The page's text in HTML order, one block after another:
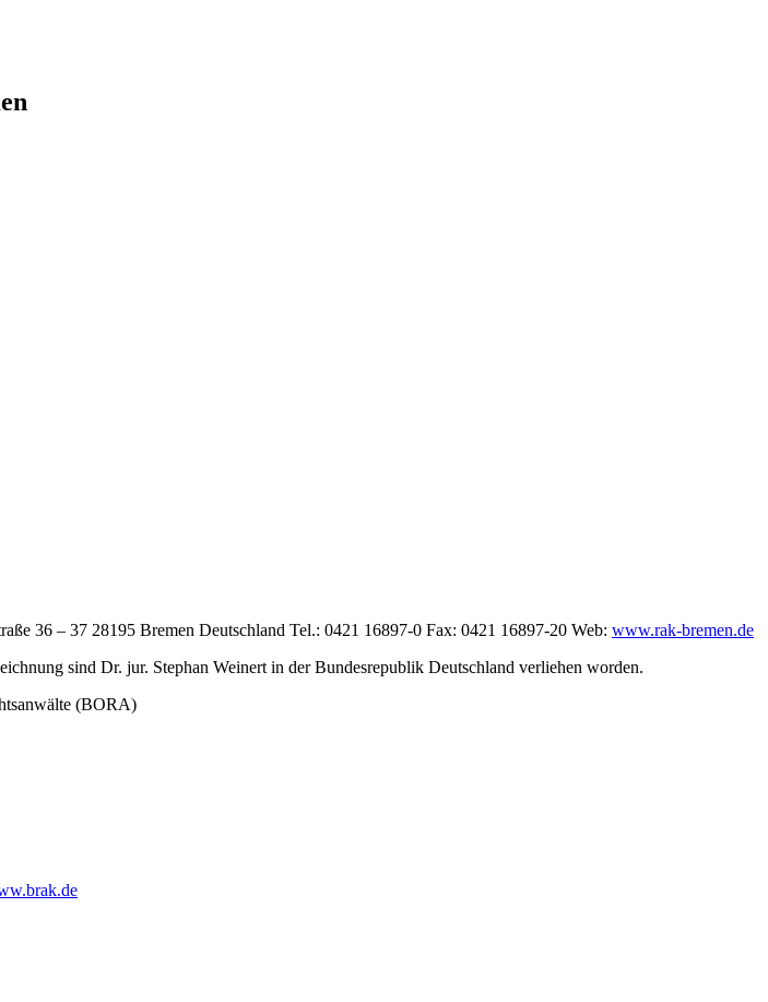
36 – 37 28195 Bremen Deutschland Tel.: 0421 16897-0 Fax: 0421 16897-20 Web: www.rak-bremen.de
sind Dr. jur. Stephan Weinert in der Bundesrepublik Deutschland verliehen worden.
(BORA)